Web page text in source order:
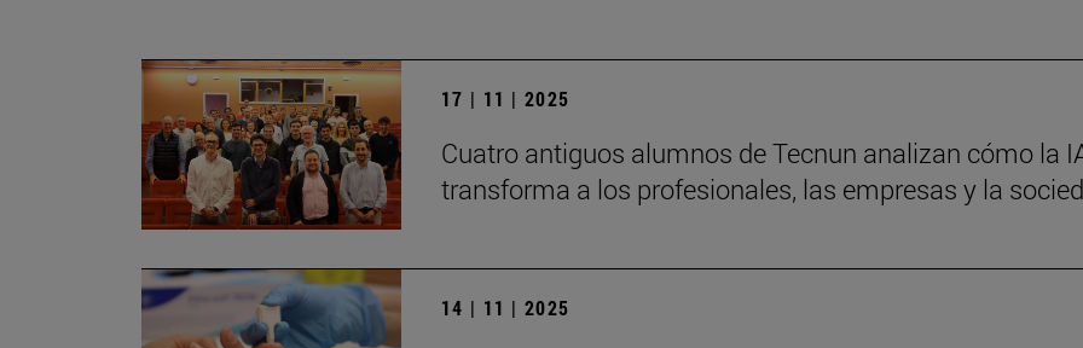
17 | 11 | 2025
Cuatro antiguos alumnos de Tecnun analizan cómo la
transforma a los profesionales, las empresas y la
14 | 11 | 2025